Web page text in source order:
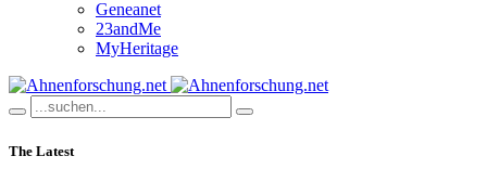
Geneanet
23andMe
MyHeritage
The Latest